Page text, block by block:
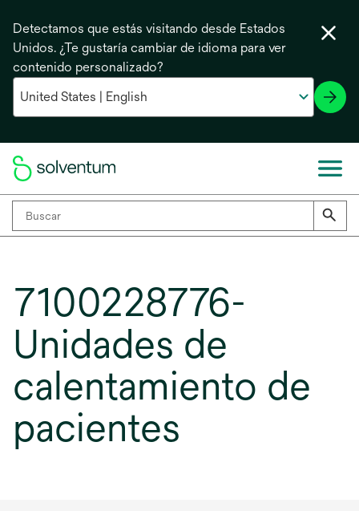
Detectamos que estás visitando desde Estados
Unidos. ¿Te gustaría cambiar de idioma para ver
contenido personalizado?
7100228776-
Unidades de
calentamiento de
pacientes